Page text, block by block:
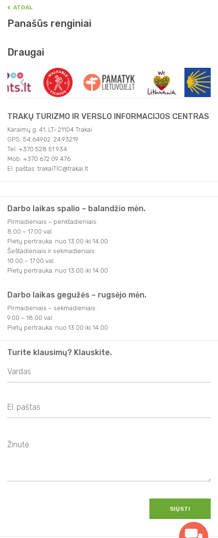
ATGAL
Panašūs renginiai
Draugai
TRAKŲ TURIZMO IR VERSLO INFORMACIJOS CENTRAS
Karaimų g. 41, LT- 21104 Trakai
GPS: 54.64902 24.93219
Tel. +370 528 51 934
Mob. +370 672 09 476
El. paštas: trakaiTIC@trakai.lt
Darbo laikas spalio – balandžio mėn.
Pirmadieniais – penktadieniais:
8.00 – 17.00 val.
Pietų pertrauka: nuo 13.00 iki 14.00
Šeštadieniais ir sekmadieniais:
10.00 – 17.00 val.
Pietų pertrauka: nuo 13.00 iki 14.00
Darbo laikas gegužės – rugsėjo mėn.
Pirmadieniais – sekmadieniais:
9.00 – 18.00 val.
Pietų pertrauka: nuo 13.00 iki 14.00
Turite klausimų? Klauskite.